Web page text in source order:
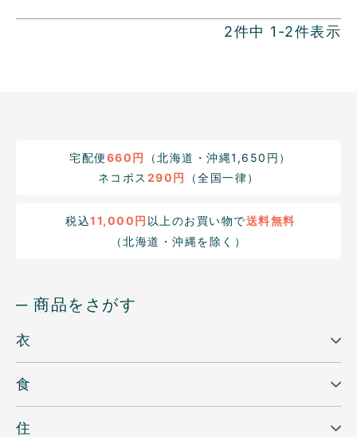
2件中 1 -2件表示
宅配便660円
（北海道・沖縄1,650円）
ネコポス 290円 （全国一律）
税込11,000円 以上のお買い物で送料無料
（北海道・沖縄を除く）
─ 商品をさがす
衣
食
住